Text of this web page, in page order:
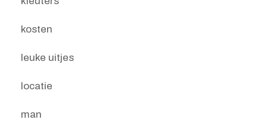
kosten
leuke uitjes
locatie
man